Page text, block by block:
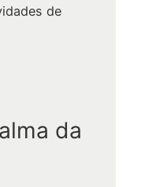
de
da